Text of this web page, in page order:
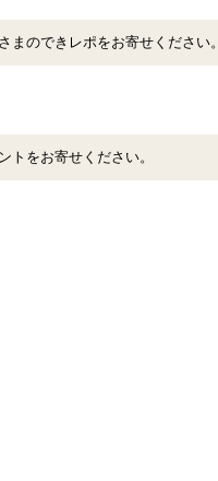
まのできレポをお寄せください。
トをお寄せください。